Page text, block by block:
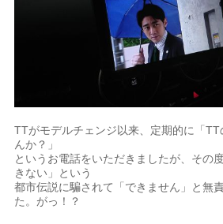
TTがモデルチェンジ以来、定期的に「
んか？」
というお電話をいただきましたが、その
きない」という
都市伝説に騙されて「できません」と無
た。がっ！？